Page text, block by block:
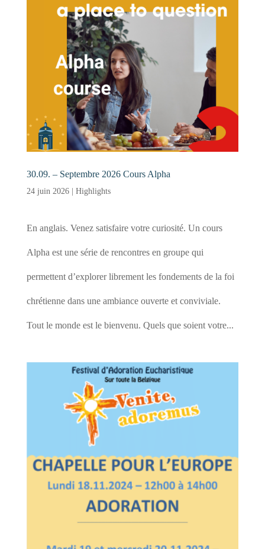
30.09. – Septembre 2026 Cours Alpha
24 juin 2026 Highlights
En anglais. Venez satisfaire votre curiosité. Un cours
Alpha est une série de rencontres en groupe qui
permettent d’explorer librement les fondements de la foi
chrétienne dans une ambiance ouverte et conviviale.
Tout le monde est le bienvenu. Quels que soient votre...